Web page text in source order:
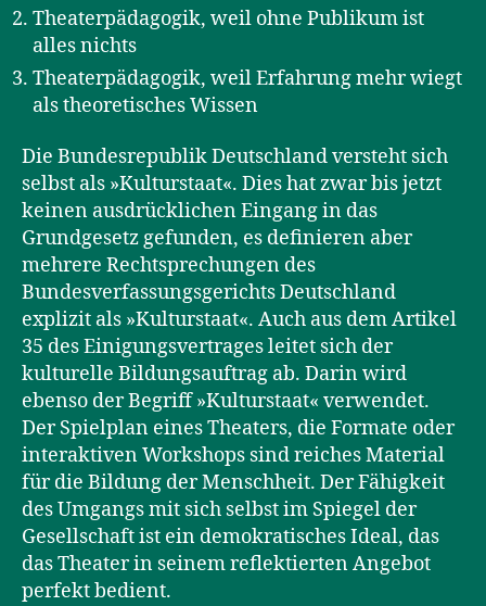
Theaterpädagogik, weil ohne Publikum ist
alles nichts
Theaterpädagogik, weil Erfahrung mehr wiegt
als theoretisches Wissen
Die Bundesrepublik Deutschland versteht sich
selbst als »Kulturstaat«. Dies hat zwar bis jetzt
keinen ausdrücklichen Eingang in das
Grundgesetz gefunden, es definieren aber
mehrere Rechtsprechungen des
Bundesverfassungsgerichts Deutschland
explizit als »Kulturstaat«. Auch aus dem Artikel
35 des Einigungsvertrages leitet sich der
kulturelle Bildungsauftrag ab. Darin wird
ebenso der Begriff »Kulturstaat« verwendet.
Der Spielplan eines Theaters, die Formate oder
interaktiven Workshops sind reiches Material
für die Bildung der Menschheit. Der Fähigkeit
des Umgangs mit sich selbst im Spiegel der
Gesellschaft ist ein demokratisches Ideal, das
das Theater in seinem reflektierten Angebot
perfekt bedient.